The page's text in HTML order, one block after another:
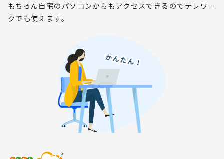
もちろん自宅のパソコンからもアクセスできるのでテレワー
クでも使えます。